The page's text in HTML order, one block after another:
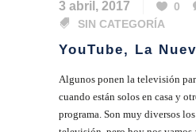
3 abril, 2017 0
SIN CATEGORÍA
YouTube, La
Algunos ponen la televisión
cuando están solos en casa y
programa. Son muy diversos